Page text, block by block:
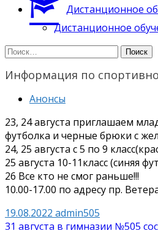
Дистанционное
Дистанционное
Найти:
Информация по
Анонсы
23, 24 августа приглашаем
футболка и черные брюки с
24, 25 августа с 5 по 9
25 августа 10-11класс (синяя
26 Все кто не смог раньше!!!
10.00-17.00 по адресу пр.
19.08.2022 admin505
Навигация
31 августа в гимназии №505